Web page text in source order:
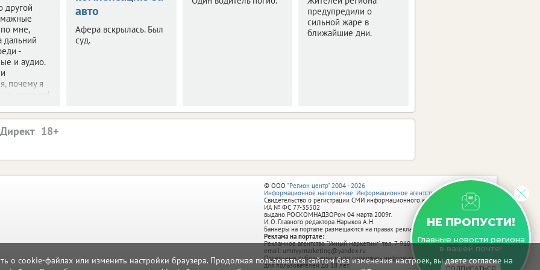
о cookie-файлах или изменить настройки браузера. Продолжая пользоваться сайтом без изменения настроек, вы даете согласие на
другой
по мне,
дальний
-
и аудио.
почему я
издания!
авто
Афера вскрылась. Был
суд.
предупредили о
сильной жаре в
ближайшие дни.
НЕ ПРОПУСТИ!
Главные новости региона
в вашей почте!
© ООО "Регион центр" 2004 - 2026
Информационное наполнение: Информационное агентство vRossii.ru
Свидетельство о регистрации СМИ информационного агентства vRossii.ru
ИА № ФС 77‑35502
выдано РОСКОМНАДЗОРом 04 марта 2009г.
И. О. Главного редактора Нарыков А. Н.
Баннеры на портале размещаются на правах рекламы.
Реклама на портале:
Рекламное агентство "Умный маркетинг" тел. 7-910-267-70-40,
email: umnyy.marketing@yandex.ru
Отдельные публикации могут содержать информацию, не предназначенную
для пользователей до 18 лет.